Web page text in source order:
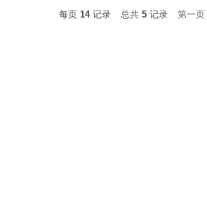
每页 14记录 总共 5 记录 第一页